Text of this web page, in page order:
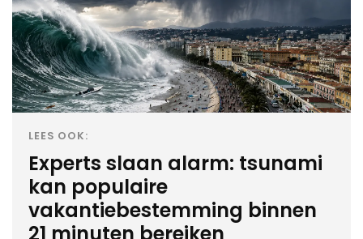
LEES OOK:
Experts slaan alarm: tsunami
kan populaire
vakantiebestemming binnen
21 minuten bereiken